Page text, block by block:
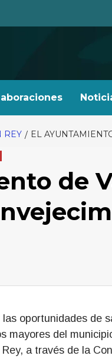
REY EL
de
oportunidades de
mayores del
a través de la